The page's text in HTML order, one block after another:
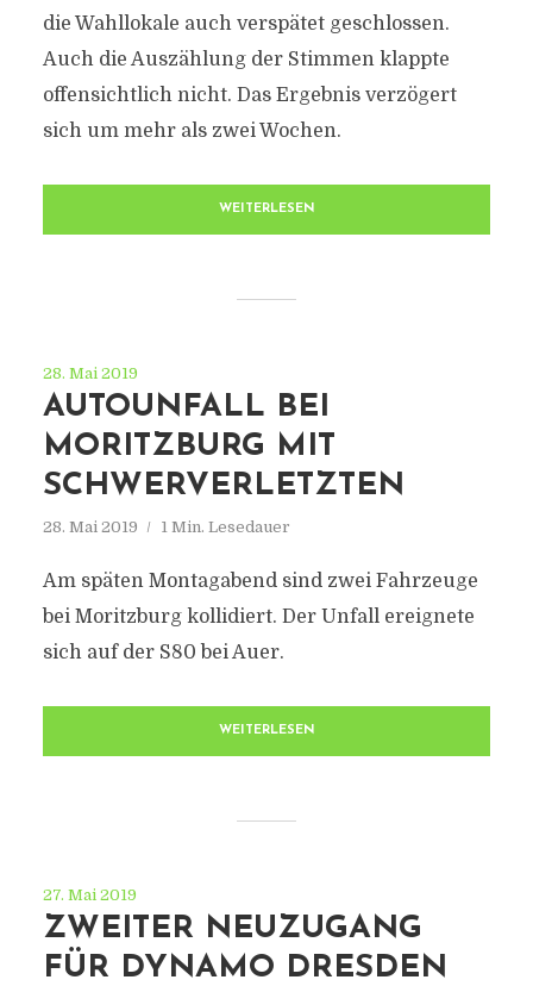
die Wahllokale auch verspätet geschlossen.
Auch die Auszählung der Stimmen klappte
offensichtlich nicht. Das Ergebnis verzögert
sich um mehr als zwei Wochen.
WEITERLESEN
28. Mai 2019
AUTOUNFALL BEI
MORITZBURG MIT
SCHWERVERLETZTEN
28. Mai 2019 1 Min. Lesedauer
Am späten Montagabend sind zwei Fahrzeuge
bei Moritzburg kollidiert. Der Unfall ereignete
sich auf der S80 bei Auer.
WEITERLESEN
27. Mai 2019
ZWEITER NEUZUGANG
FÜR DYNAMO DRESDEN